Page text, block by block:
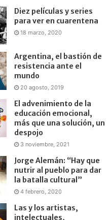
Diez películas y series
para ver en cuarentena
18 marzo, 2020
Argentina, el bastión de
resistencia ante el
mundo
20 agosto, 2019
El advenimiento de la
educación emocional,
más que una solución, un
despojo
3 noviembre, 2021
Jorge Alemán: “Hay que
nutrir al pueblo para dar
la batalla cultural”
4 febrero, 2020
Las y los artistas,
intelectuales,